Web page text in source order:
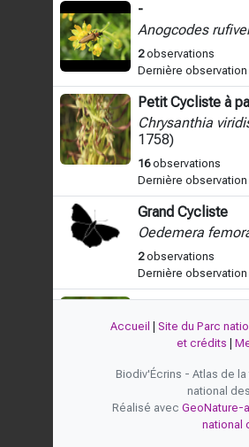
-
Anogcodes
2observations
Dernière observation
Petit Cycliste à
Chrysanthia
1758)
16observations
Dernière observation
Grand Cycliste
Oedemera
2observations
Dernière observation
-
Oedemera
observations
Dernière observation
Cycliste à bras
Oedemera
Accueil Site du Parc
et crédits
Biodiv'Écrins - Atlas de
national
Réalisé avec GeoNature-
national